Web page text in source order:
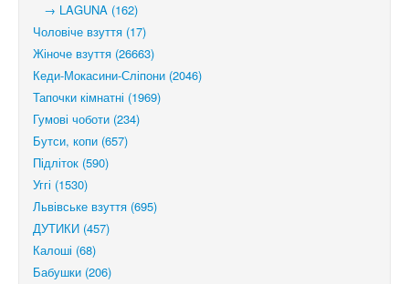
→ LAGUNA (162)
Чоловіче взуття (17)
Жіноче взуття (26663)
Кеди-Мокасини-Сліпони (2046)
Тапочки кімнатні (1969)
Гумові чоботи (234)
Бутси, копи (657)
Підліток (590)
Уггі (1530)
Львівське взуття (695)
ДУТИКИ (457)
Калоші (68)
Бабушки (206)